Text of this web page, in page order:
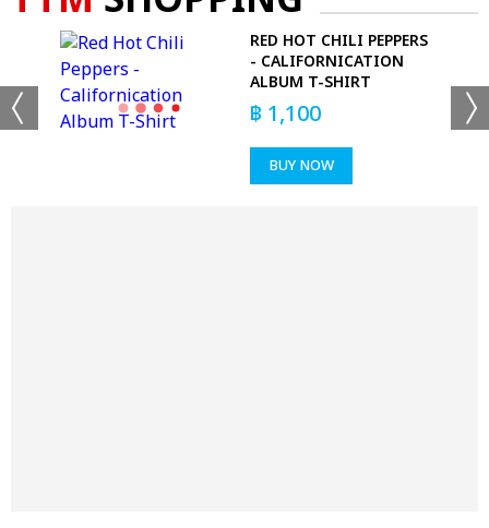
RED HOT CHILI PEPPERS
- CALIFORNICATION
ALBUM T-SHIRT
฿ 1,100
BUY NOW